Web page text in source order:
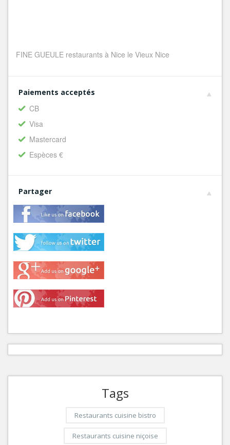
FINE GUEULE restaurants à Nice le Vieux Nice
Paiements acceptés
CB
Visa
Mastercard
Espèces €
Partager
Tags
Restaurants cuisine bistro
Restaurants cuisine niçoise